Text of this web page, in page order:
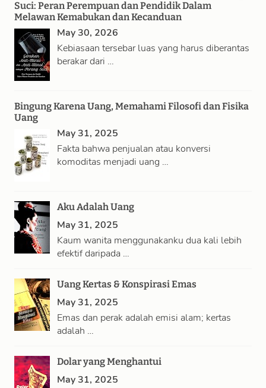
Suci: Peran Perempuan dan Pendidik Dalam
Melawan Kemabukan dan Kecanduan
May 30, 2026
Kebiasaan tersebar luas yang harus diberantas
berakar dari …
Bingung Karena Uang, Memahami Filosofi dan Fisika
Uang
May 31, 2025
Fakta bahwa penjualan atau konversi
komoditas menjadi uang …
Aku Adalah Uang
May 31, 2025
Kaum wanita menggunakanku dua kali lebih
efektif daripada …
Uang Kertas & Konspirasi Emas
May 31, 2025
Emas dan perak adalah emisi alam; kertas
adalah …
Dolar yang Menghantui
May 31, 2025